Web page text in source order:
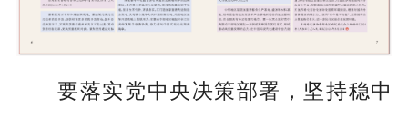
要落实党中央决策部署，坚持稳中